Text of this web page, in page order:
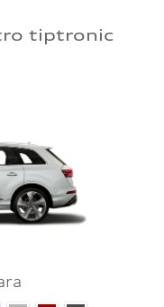
tiptronic